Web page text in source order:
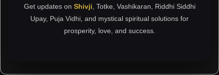
Get updates on Shivji, Totke, Vashikaran, Riddhi Siddhi
Upay, Puja Vidhi, and mystical spiritual solutions for
prosperity, love, and success.